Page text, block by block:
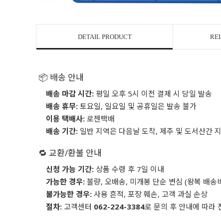
DETAIL PRODUCT
📦 배송 안내
배송 마감 시간: 평일 오후 5시 이전 결제 시 당일 발송
배송 휴무: 토요일, 일요일 및 공휴일은 발송 불가
이용 택배사: 로젠택배
배송 기간: 일반 지역은 다음날 도착, 제주 및 도서산간
🔁 교환/환불 안내
신청 가능 기간: 상품 수령 후 7일 이내
가능한 경우: 불량, 오배송, 미개봉 단순 변심 (왕복 배송
불가능한 경우: 사용 흔적, 포장 훼손, 고객 과실 손상
절차: 고객센터 062-224-3384로 문의 후 안내에 따라